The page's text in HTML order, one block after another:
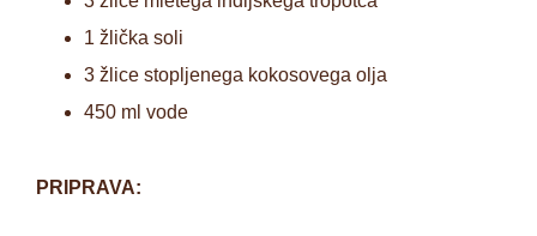
1 žlička soli
3 žlice stopljenega kokosovega olja
450 ml vode
PRIPRAVA: